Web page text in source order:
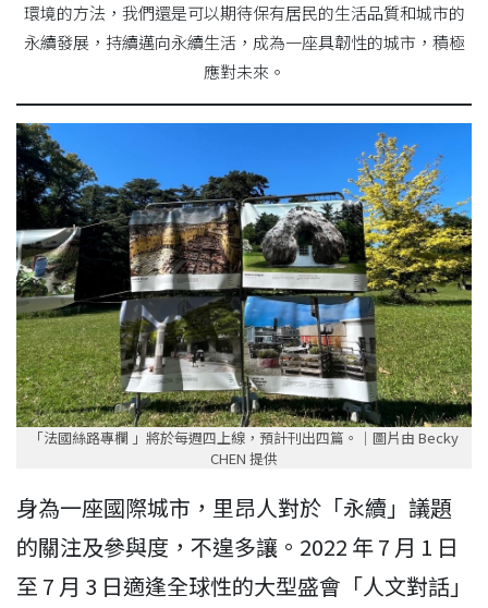
環境的方法，我們還是可以期待保有居民的生活品質和城市的
永續發展，持續邁向永續生活，成為一座具韌性的城市，積極
應對未來。
「法國絲路專欄 」將於每週四上線，預計刊出四篇。｜圖片由 Becky
CHEN 提供
身為一座國際城市，里昂人對於「永續」議題
的關注及參與度，不遑多讓。2022 年 7 月 1 日
至 7 月 3 日適逢全球性的大型盛會「人文對話」